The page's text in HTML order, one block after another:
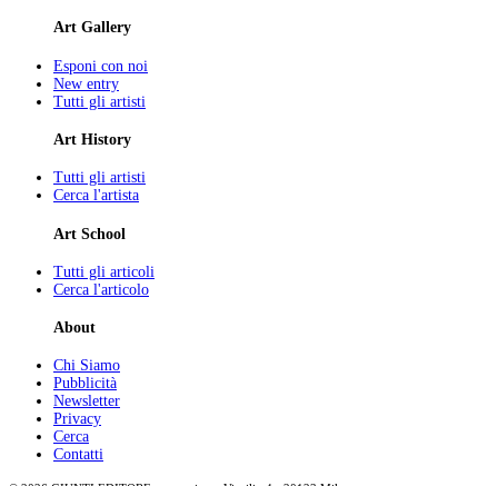
Art Gallery
Esponi con noi
New entry
Tutti gli artisti
Art History
Tutti gli artisti
Cerca l'artista
Art School
Tutti gli articoli
Cerca l'articolo
About
Chi Siamo
Pubblicità
Newsletter
Privacy
Cerca
Contatti